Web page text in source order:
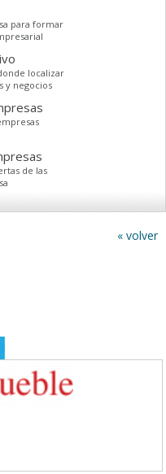
para formar
localizar
y negocios
de las
« volver